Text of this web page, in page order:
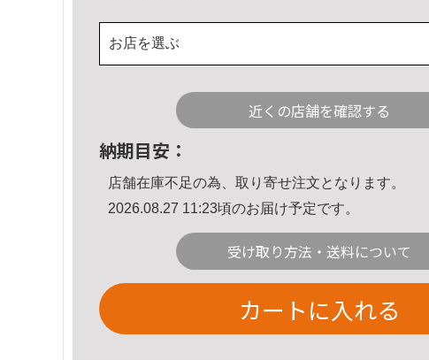
お店を選ぶ
近くの店舗を確認する
納期目安：
店舗在庫不足の為、取り寄せ注文となります。
2026.08.27 11:23頃のお届け予定です。
受け取り方法・送料について
カートに入れる